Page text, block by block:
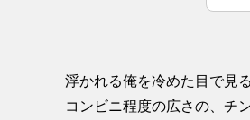
浮かれる俺を冷めた目で見
コンビニ程度の広さの、チ